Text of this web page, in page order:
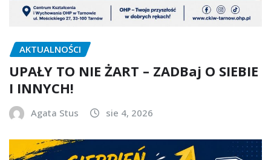
AKTUALNOŚCI
UPAŁY TO NIE ŻART – ZADBaj O SIEBIE
I INNYCH!
Agata Stus sie 4, 2026